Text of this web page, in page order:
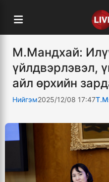
М.Мандхай:
үйлдвэрлэвэл,
айл өрхийн
Нийгэм2025/12/08 17:47